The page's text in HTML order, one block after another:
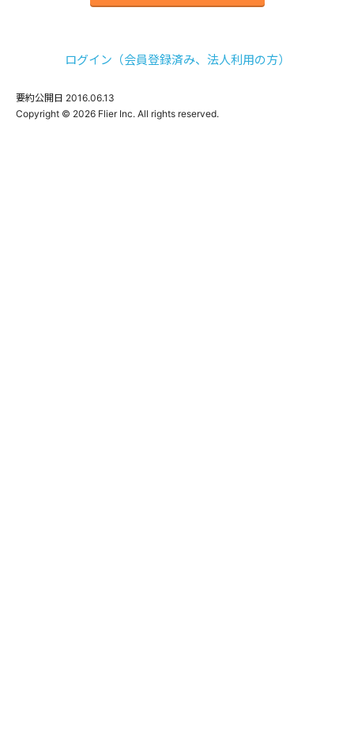
ログイン（会員登録済み、法人利用の方）
要約公開日 2016.06.13